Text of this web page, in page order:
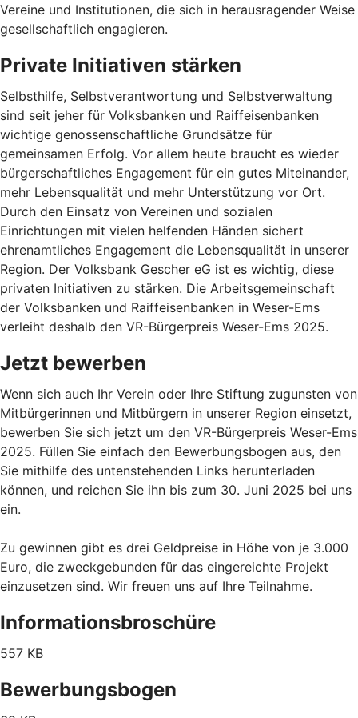
Vereine und Institutionen, die sich in herausragender Weise
gesellschaftlich engagieren.
Private Initiativen stärken
Selbsthilfe, Selbstverantwortung und Selbstverwaltung
sind seit jeher für Volksbanken und Raiffeisenbanken
wichtige genossenschaftliche Grundsätze für
gemeinsamen Erfolg. Vor allem heute braucht es wieder
bürgerschaftliches Engagement für ein gutes Miteinander,
mehr Lebensqualität und mehr Unterstützung vor Ort.
Durch den Einsatz von Vereinen und sozialen
Einrichtungen mit vielen helfenden Händen sichert
ehrenamtliches Engagement die Lebensqualität in unserer
Region. Der Volksbank Gescher eG ist es wichtig, diese
privaten Initiativen zu stärken. Die Arbeitsgemeinschaft
der Volksbanken und Raiffeisenbanken in Weser-Ems
verleiht deshalb den VR-Bürgerpreis Weser-Ems 2025.
Jetzt bewerben
Wenn sich auch Ihr Verein oder Ihre Stiftung zugunsten von
Mitbürgerinnen und Mitbürgern in unserer Region einsetzt,
bewerben Sie sich jetzt um den VR-Bürgerpreis Weser-Ems
2025. Füllen Sie einfach den Bewerbungsbogen aus, den
Sie mithilfe des untenstehenden Links herunterladen
können, und reichen Sie ihn bis zum 30. Juni 2025 bei uns
ein.
Zu gewinnen gibt es drei Geldpreise in Höhe von je 3.000
Euro, die zweckgebunden für das eingereichte Projekt
einzusetzen sind. Wir freuen uns auf Ihre Teilnahme.
Informationsbroschüre
557 KB
Bewerbungsbogen